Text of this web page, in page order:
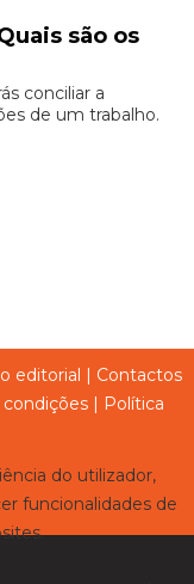
são os
conciliar a
de um trabalho.
editorial | Contactos
| Política
do utilizador,
funcionalidades de